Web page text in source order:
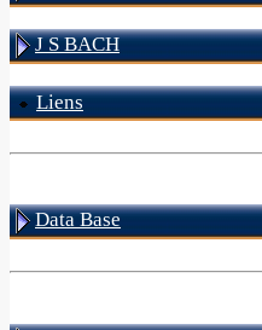
J S BACH
Liens
Data Base